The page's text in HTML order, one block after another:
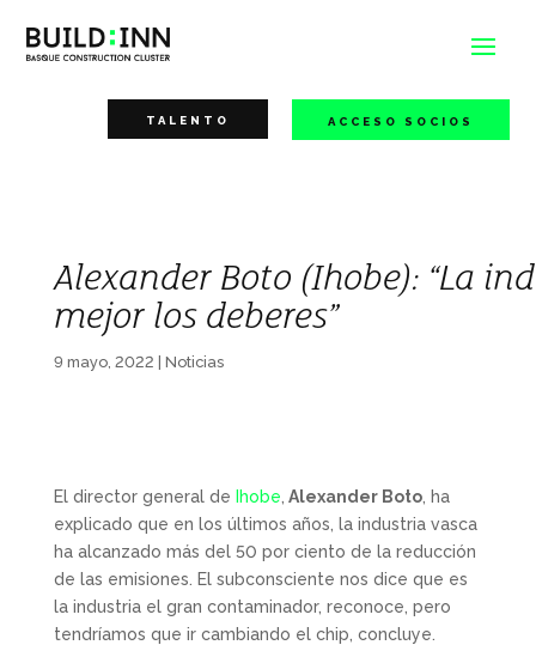
TALENTO ACCESO SOCIOS
Alexander Boto (Ihobe): “La
mejor los deberes”
9 mayo, 2022 Noticias
El director general de Ihobe Alexander Boto, ha
explicado que en los últimos años, la industria vasca
ha alcanzado más del 50 por ciento de la reducción
de las emisiones. El subconsciente nos dice que es
la industria el gran contaminador, reconoce, pero
tendríamos que ir cambiando el chip, concluye.